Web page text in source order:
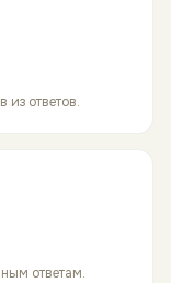
ответов.
ответам.